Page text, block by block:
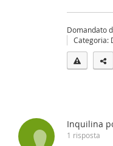
Domandato
Categoria:
Inquilina
1 risposta